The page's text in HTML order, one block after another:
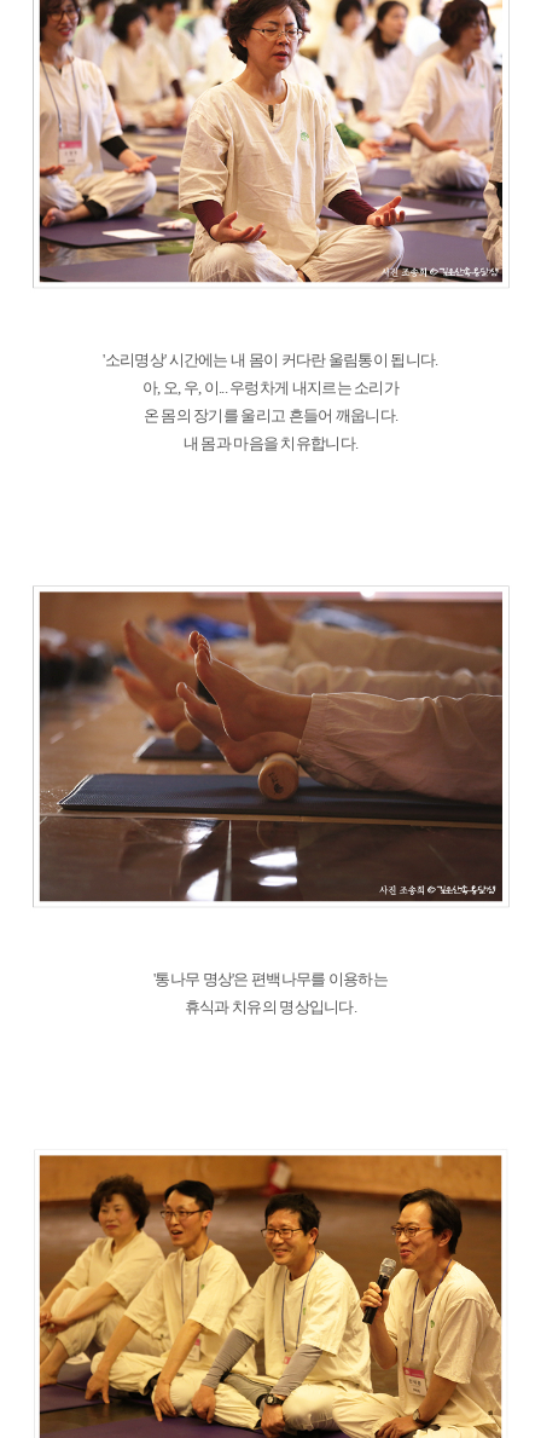
'소리명상' 시간에는 내 몸이 커다란 울림통이 됩니다.
아, 오, 우, 이... 우렁차게 내지르는 소리가
온 몸의 장기를 울리고 흔들어 깨웁니다.
내 몸과 마음을 치유합니다.
'통나무 명상'은 편백나무를 이용하는
휴식과 치유의 명상입니다.